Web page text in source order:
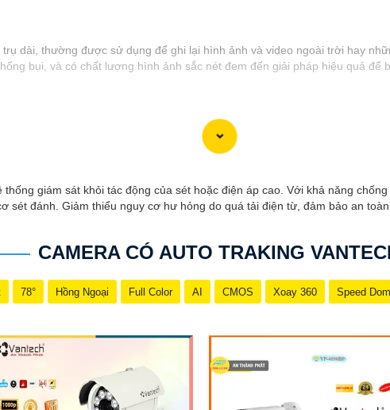
dài, thường được sử dụng để ghi lại hình ảnh và video ngoài trời hay
bụi, và có chất lượng hình ảnh sắc nét đem đến giải pháp hiệu quả để
giám sát khỏi tác động của sét hoặc điện áp cao. Với khả năng
sét đánh. Giảm thiểu nguy cơ hư hỏng do quá tải điện từ, đảm bảo an
CAMERA CÓ AUTO TRAKING
78° Hồng Ngoại Full Color AI CMOS Xoay 360 Speed